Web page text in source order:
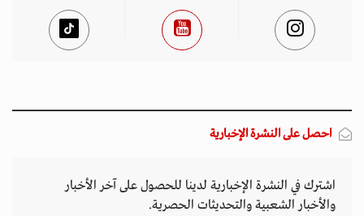
احصل على النشرة الإخبارية
اشترك في النشرة الإخبارية لدينا للحصول على آخر الأخبار
والأخبار الشعبية والتحديثات الحصرية.